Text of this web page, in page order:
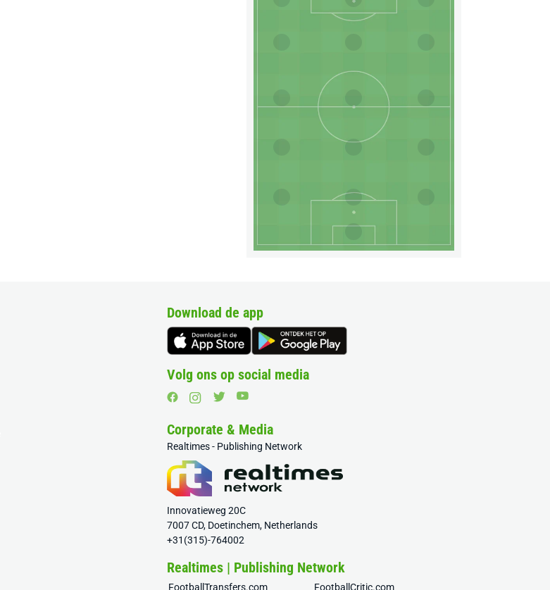
Download de app
Volg ons op social media
Corporate & Media
Realtimes - Publishing Network
Innovatieweg 20C
7007 CD, Doetinchem, Netherlands
+31(315)-764002
Realtimes | Publishing Network
FootballTransfers.com FootballCritic.com